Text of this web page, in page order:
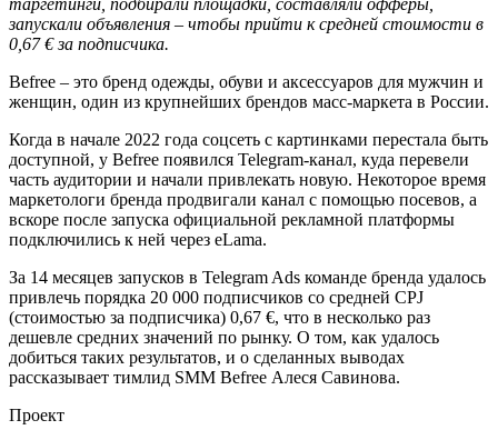
запускали объявления – чтобы прийти к средней стоимости в
0,67 € за подписчика.
Befree – это бренд одежды, обуви и аксессуаров для мужчин и
женщин, один из крупнейших брендов масс-маркета в России.
Когда в начале 2022 года соцсеть с картинками перестала быть
доступной, у Befree появился Telegram-канал, куда перевели
часть аудитории и начали привлекать новую. Некоторое время
маркетологи бренда продвигали канал с помощью посевов, а
вскоре после запуска официальной рекламной платформы
подключились к ней через eLama.
За 14 месяцев запусков в Telegram Ads команде бренда удалось
привлечь порядка 20 000 подписчиков со средней CPJ
(стоимостью за подписчика) 0,67 €, что в несколько раз
дешевле средних значений по рынку. О том, как удалось
добиться таких результатов, и о сделанных выводах
рассказывает тимлид SMM Befree Алеся Савинова.
Проект